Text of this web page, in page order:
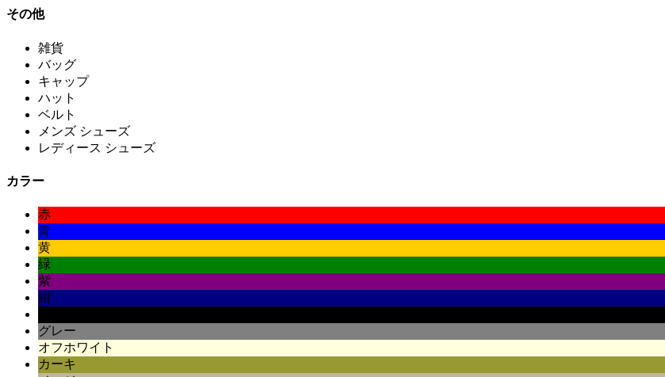
その他
雑貨
バッグ
キャップ
ハット
ベルト
メンズ シューズ
レディース シューズ
カラー
赤
青
黄
緑
紫
紺
グレー
オフホワイト
カーキ